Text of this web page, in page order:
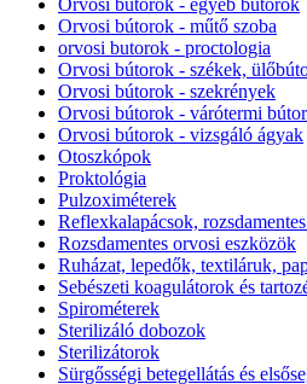
Orvosi bútorok - egyéb bútorok
Orvosi bútorok - műtő szoba
orvosi butorok - proctologia
Orvosi bútorok - székek,
Orvosi bútorok - szekrények
Orvosi bútorok - várótermi
Orvosi bútorok - vizsgáló ágyak
Otoszkópok
Proktológia
Pulzoximéterek
Reflexkalapácsok,
Rozsdamentes orvosi eszközök
Ruházat, lepedők, textiláruk,
Sebészeti koagulátorok és
Spirométerek
Sterilizáló dobozok
Sterilizátorok
Sürgősségi betegellátás és